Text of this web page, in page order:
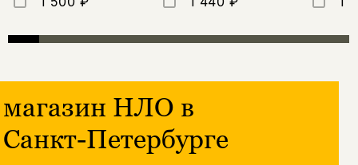
магазин НЛО в
Санкт-Петербурге